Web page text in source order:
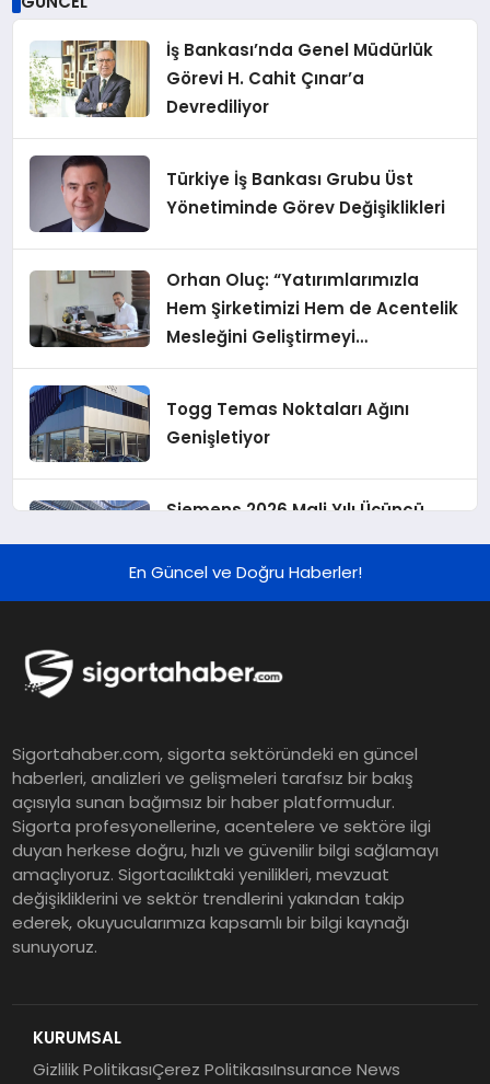
İş Bankası’nda Genel Müdürlük
Görevi H. Cahit Çınar’a
Devrediliyor
Türkiye İş Bankası Grubu Üst
Yönetiminde Görev Değişiklikleri
Orhan Oluç: “Yatırımlarımızla
Hem Şirketimizi Hem de Acentelik
Mesleğini Geliştirmeyi
Hedefliyoruz”
Togg Temas Noktaları Ağını
Genişletiyor
Siemens 2026 Mali Yılı Üçüncü
Yükseltilen EPS Beklentisi
Finansal Sonuçlarını Açıkladı
Murat Bilim, ANA Sigorta Satış
Grup Müdürü Olarak Atandı
Tasarruf tercihi bölünüyor:
Mevduat kısa vadeyi, koruma
ürünleri uzun vadeyi tutuyor
En Güncel ve Doğru Haberler!
Sigortahaber.com, sigorta sektöründeki en güncel
haberleri, analizleri ve gelişmeleri tarafsız bir bakış
açısıyla sunan bağımsız bir haber platformudur.
Sigorta profesyonellerine, acentelere ve sektöre ilgi
duyan herkese doğru, hızlı ve güvenilir bilgi sağlamayı
amaçlıyoruz. Sigortacılıktaki yenilikleri, mevzuat
değişikliklerini ve sektör trendlerini yakından takip
ederek, okuyucularımıza kapsamlı bir bilgi kaynağı
sunuyoruz.
KURUMSAL
Gizlilik PolitikasıÇerez PolitikasıInsurance News